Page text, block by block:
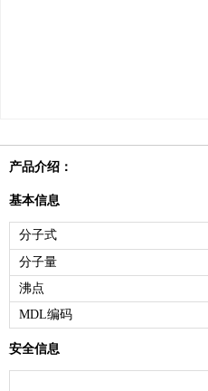
产品介绍：
基本信息
分子式
分子量
沸点
MDL编码
安全信息